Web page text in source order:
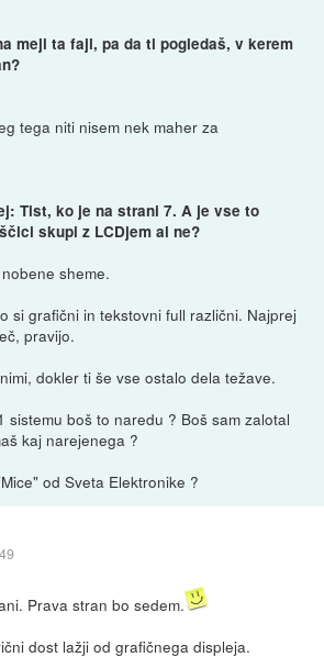
mejl ta fajl, pa da ti pogledaš, v kerem
tega niti nisem nek maher za
Tist, ko je na strani 7. A je vse to
skupi z LCDjem al ne?
sheme.
si grafični in tekstovni full različni. Najprej
pravijo.
dokler ti še vse ostalo dela težave.
sistemu boš to naredu ? Boš sam zalotal
kaj narejenega ?
od Sveta Elektronike ?
Prava stran bo sedem.
dost lažji od grafičnega displeja.